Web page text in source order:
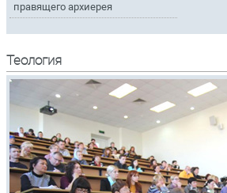
правящего архиерея
Теология